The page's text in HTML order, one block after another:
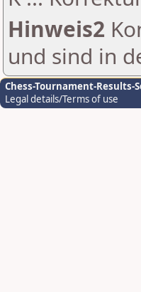
Hinweis2
und sind in
Chess-Tournament-Results-
Legal details/Terms of use